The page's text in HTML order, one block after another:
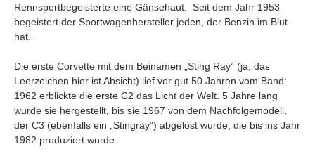
Rennsportbegeisterte eine Gänsehaut. Seit dem Jahr 1953
begeistert der Sportwagenhersteller jeden, der Benzin im Blut
hat.
Die erste Corvette mit dem Beinamen „Sting Ray“ (ja, das
Leerzeichen hier ist Absicht) lief vor gut 50 Jahren vom Band:
1962 erblickte die erste C2 das Licht der Welt. 5 Jahre lang
wurde sie hergestellt, bis sie 1967 von dem Nachfolgemodell,
der C3 (ebenfalls ein „Stingray“) abgelöst wurde, die bis ins Jahr
1982 produziert wurde.